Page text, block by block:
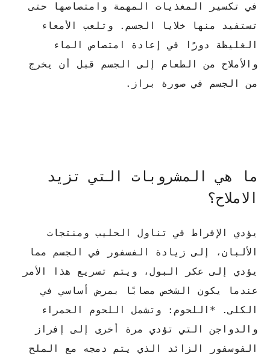
في تكسير المغذيات المهمة وامتصاصها حتى
تستفيد منها خلايا الجسم. وتلعب الأمعاء
الغليظة دورًا في إعادة امتصاص الماء
والأملاح من الطعام إلى الجسم قبل أن يخرج
من الجسم في صورة براز.
ما هي المشروبات التي تزيد
الاملاح؟
يؤدي الإفراط في تناول الحليب ومنتجات
الألبان، إلى زيادة الفسفور في الجسم مما
يؤدي إلى عكر البول، ويتم تسريع هذا الأمر
عندما يكون الشخص مصابًا بمرض أساسي في
الكلى. *اللحوم: وتشمل اللحوم الحمراء
والدواجن التي تؤدي مرة أخرى إلى إفراز
الفوسفور الزائد الذي يتم دمجه مع الملح